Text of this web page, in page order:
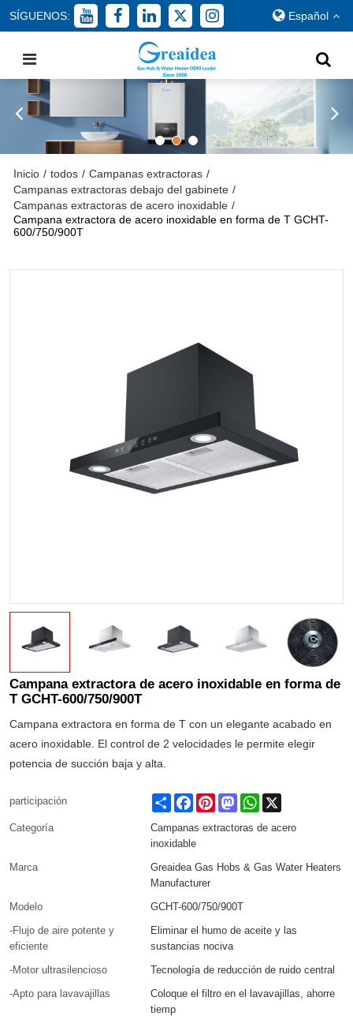
SÍGUENOS: Español
Inicio / todos / Campanas extractoras /
Campanas extractoras debajo del gabinete /
Campanas extractoras de acero inoxidable /
Campana extractora de acero inoxidable en forma de T GCHT-
600/750/900T
Campana extractora de acero inoxidable en forma de
T GCHT-600/750/900T
Campana extractora en forma de T con un elegante acabado en
acero inoxidable. El control de 2 velocidades le permite elegir
potencia de succión baja y alta.
participación ShareFacebookPinterestMastodonWhatsApp
Categoría
Campanas extractoras de acero
inoxidable
Marca
Greaidea Gas Hobs & Gas Water Heaters
Manufacturer
Modelo
GCHT-600/750/900T
-Flujo de aire potente y
eficiente
Eliminar el humo de aceite y las
sustancias nociva
-Motor ultrasilencioso
Tecnología de reducción de ruido central
-Apto para lavavajillas
Coloque el filtro en el lavavajillas, ahorre
tiemp